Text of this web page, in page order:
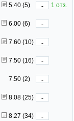
5.40 (5) -
1 отз.
6.00 (6)
-
7.60 (10)
-
7.50 (16)
-
7.50 (2)
-
8.08 (25)
-
8.27 (34)
-